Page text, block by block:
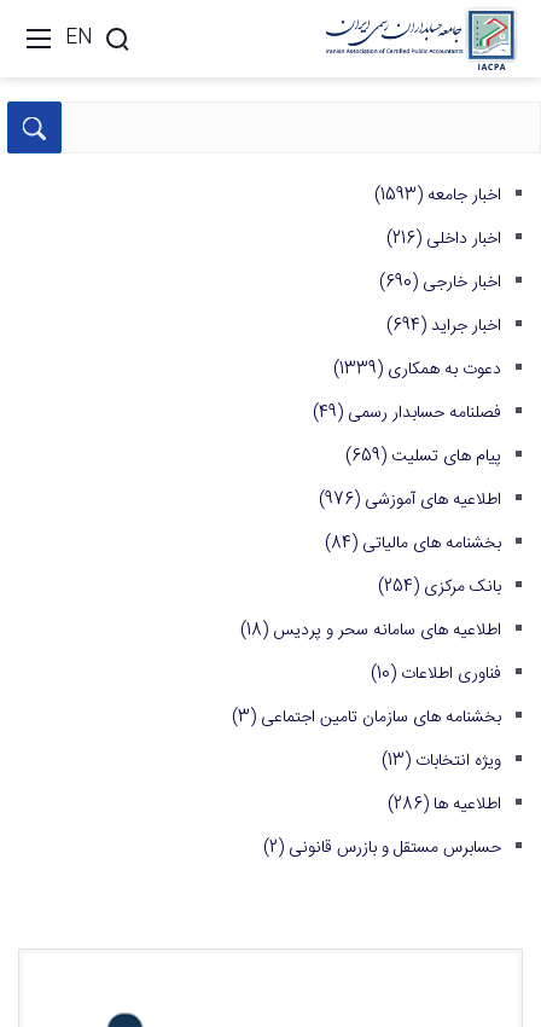
EN
اخبار جامعه (1593)
اخبار داخلی (216)
اخبار خارجی (690)
اخبار جراید(694)
دعوت به همکاری (1339)
فصلنامه حسابدار رسمی (49)
پیام های تسلیت (659)
اطلاعیه های آموزشی (976)
بخشنامه های مالیاتی (84)
بانک مرکزی (254)
اطلاعیه های سامانه سحر و پردیس (18)
فناوری اطلاعات (10)
بخشنامه های سازمان تامین اجتماعی (3)
ویژه انتخابات (13)
اطلاعیه ها (286)
حسابرس مستقل و بازرس قانونی (2)